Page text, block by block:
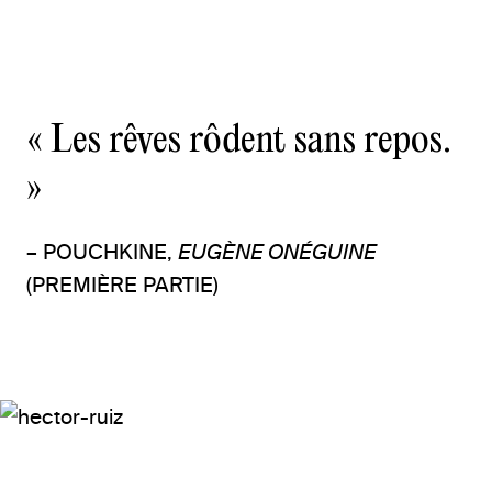
« Les rêves rôdent sans repos.
»
– POUCHKINE, EUGÈNE ONÉGUINE
(PREMIÈRE PARTIE)